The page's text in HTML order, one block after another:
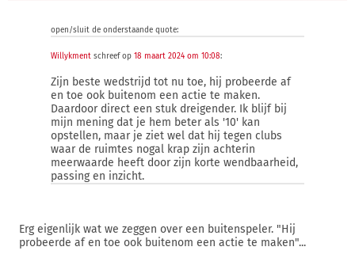
open/sluit de onderstaande quote:
Willykment schreef op 18 maart 2024 om 10:08:
Zijn beste wedstrijd tot nu toe, hij probeerde af
en toe ook buitenom een actie te maken.
Daardoor direct een stuk dreigender. Ik blijf bij
mijn mening dat je hem beter als '10' kan
opstellen, maar je ziet wel dat hij tegen clubs
waar de ruimtes nogal krap zijn achterin
meerwaarde heeft door zijn korte wendbaarheid,
passing en inzicht.
Erg eigenlijk wat we zeggen over een buitenspeler. "Hij
probeerde af en toe ook buitenom een actie te maken"...